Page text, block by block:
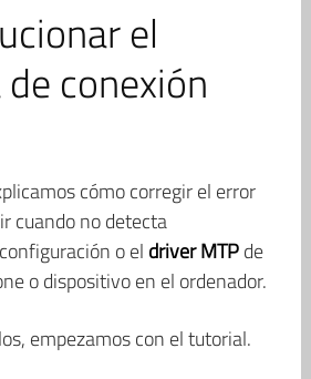
el
conexión
cómo corregir el error
cuando no detecta
o el driver MTPde
o dispositivo en el ordenador.
empezamos con el tutorial.